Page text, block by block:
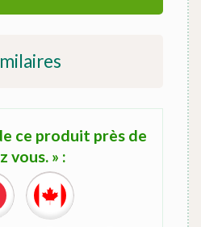
ce produit près de
vous. » :